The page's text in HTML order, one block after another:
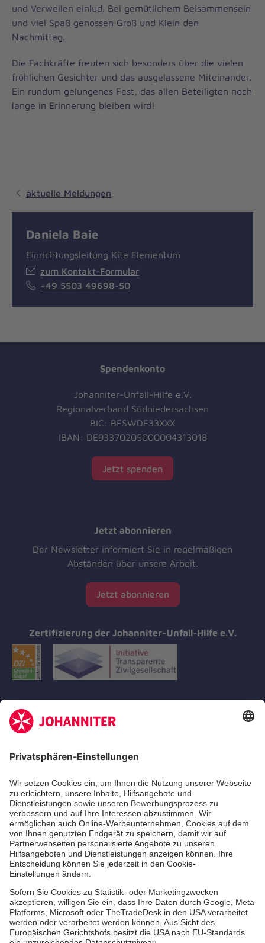
und Verweilen einlud. Bei gemütlichem Beisammensein
und viel Spaß genossen Groß und Klein den
Nachmittag.
Die Fachkräfte freuten sich besonders über die vielen
fröhlichen Gesichter und das ausgelassene Miteinander.
Ein rundum gelungenes Fest, das allen Beteiligten noch
lange in Erinnerung bleiben wird!
aktuelle Meldungen
Daniela Baie
Einrichtungsleitung Kita Elementum
zum Kontakt-Formular
+49 5503 49698-50
Spendenkonto
Johanniter-Unfall-Hilfe e.V.
Regionalverband Südniedersachsen
BIC: BFSWDE33XXX
IBAN: DE93370205000004313018
Jetzt spenden
Jetzt abonnieren
Der Newsletter informiert Sie in regelmäßigen
Abständen über unsere Arbeit.
Jetzt abonnieren
Zertifizierung der Johanniter-Unfall-Hilfe e.V.
Erste-Hilfe-Kurse
Jobs
Ehrenamt
Freiwilligendienst
Johanniter-Jugend
Spendenprojekte
Kindertagesstätten